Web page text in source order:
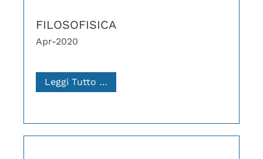
FILOSOFISICA
Apr-2020
Leggi Tutto …